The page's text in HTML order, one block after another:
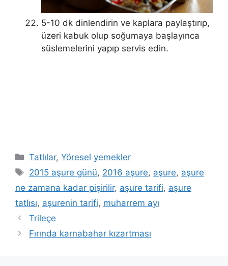
5-10 dk dinlendirin ve kaplara paylaştırıp,
üzeri kabuk olup soğumaya başlayınca
süslemelerini yapıp servis edin.
Kategoriler
Tatlılar,Yöresel yemekler
Etiketler
2015 aşure günü, 2016 aşure, aşure, aşure
ne zamana kadar pişirilir, aşure tarifi, aşure
tatlısı, aşurenin tarifi, muharrem ayı
Trileçe
Fırında karnabahar kızartması